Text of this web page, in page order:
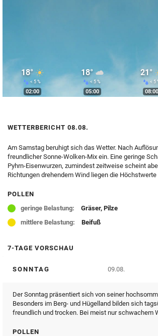
18°
< 5 %
02:00
18°
< 5 %
05:00
21°
< 5
08:00
WETTERBERICHT 08.08.
Am Samstag beruhigt sich das Wetter. Nach
freundlicher Sonne-Wolken-Mix ein. Eine geringe
Pyhrn-Eisenwurzen, zumindest zeitweise scheint
Richtungen drehendem Wind liegen die
POLLEN
geringe Belastung:
Gräser, Pilze
mittlere Belastung:
Beifuß
7-TAGE VORSCHAU
SONNTAG 09.08.
Der Sonntag präsentiert sich von seiner
Besonders im Berg- und Hügelland bilden sich
freundlich und trocken. Bei meist nur schwachem
POLLEN